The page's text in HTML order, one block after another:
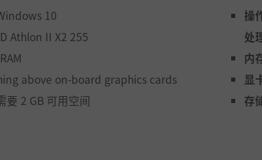
10
Athlon II X2 255
above on-board graphics cards
要 2 GB 可用空间
操
处
内
显
存